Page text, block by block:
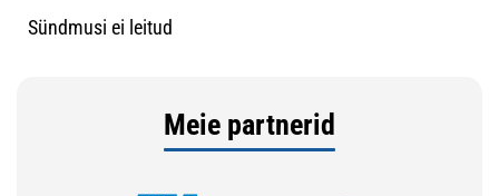
Sündmusi ei leitud
Meie partnerid